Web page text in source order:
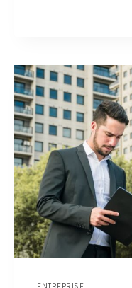
ENTREPRISE